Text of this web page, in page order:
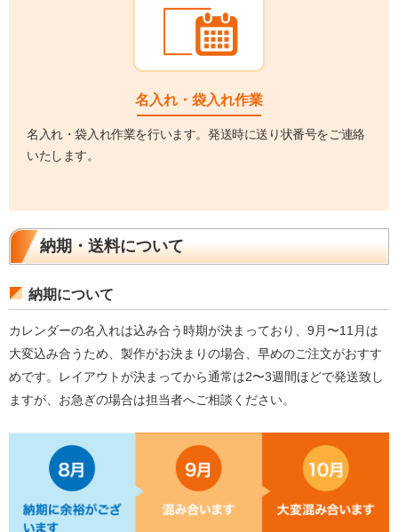
名入れ・袋入れ作業
名入れ・袋入れ作業を行います。発送時に送り状番号をご連絡
いたします。
納期・送料について
納期について
カレンダーの名入れは込み合う時期が決まっており、9月〜11月は
大変込み合うため、製作がお決まりの場合、早めのご注文がおすす
めです。レイアウトが決まってから通常は2〜3週間ほどで発送致し
ますが、お急ぎの場合は担当者へご相談ください。